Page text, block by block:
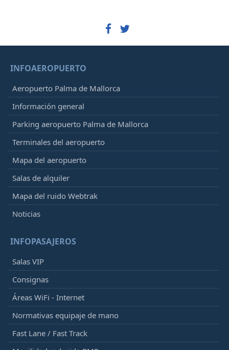
INFOAEROPUERTO
Aeropuerto Palma de Mallorca
Información general
Parking aeropuerto Palma de Mallorca
Terminales del aeropuerto
Mapa del aeropuerto
Salas de alquiler
Mapa del ruido Webtrak
Noticias
INFOPASAJEROS
Salas VIP
Consignas
Áreas WiFi - Internet
Normativas equipaje de mano
Fast Lane / Fast Track